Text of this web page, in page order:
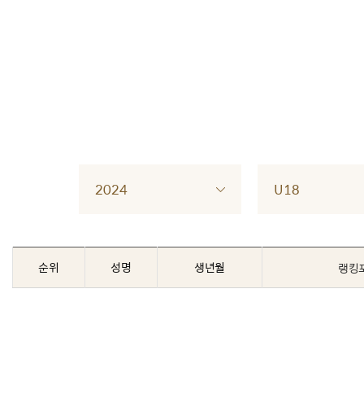
2024 U18
순위 성명 생년월 랭킹